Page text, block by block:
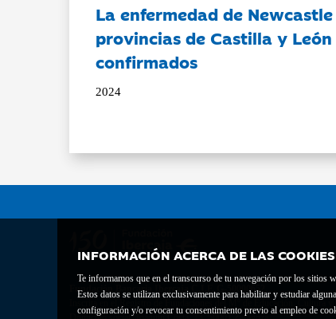
INFORMACIÓN ACERCA DE LAS
Te informamos que en el transcurso de tu navegación por los sitios
Estos datos se utilizan exclusivamente para habilitar y estudiar
configuración y/o revocar tu consentimiento previo al empleo de
La enfermedad de
provincias de Castilla y
confirmados
2024
Fundación Bancaria Ibercaja C.I.F. G-50000652.
Inscrita en el Registro de Fundaciones del Mº de Educación, Cultura y